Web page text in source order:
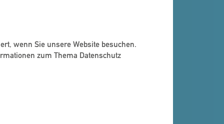
wenn Sie unsere Website besuchen.
zum Thema Datenschutz